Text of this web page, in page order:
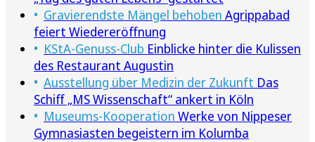
Gravierendste Mängel behoben Agrippabad
feiert Wiedereröffnung
KStA-Genuss-Club Einblicke hinter die Kulissen
des Restaurant Augustin
Ausstellung über Medizin der Zukunft Das
Schiff „MS Wissenschaft“ ankert in Köln
Museums-Kooperation Werke von Nippeser
Gymnasiasten begeistern im Kolumba